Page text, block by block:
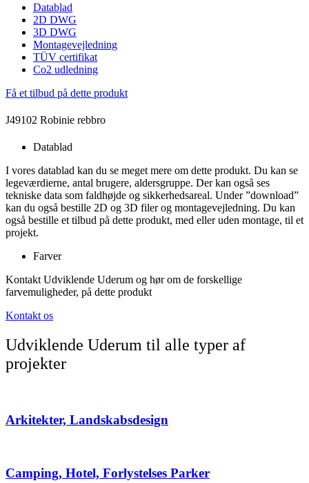
Datablad
2D DWG
3D DWG
Montagevejledning
TÜV certifikat
Co2 udledning
Få et tilbud på dette produkt
J49102 Robinie rebbro
Datablad
I vores datablad kan du se meget mere om dette produkt. Du kan se
legeværdierne, antal brugere, aldersgruppe. Der kan også ses
tekniske data som faldhøjde og sikkerhedsareal. Under ”download”
kan du også bestille 2D og 3D filer og montagevejledning. Du kan
også bestille et tilbud på dette produkt, med eller uden montage, til et
projekt.
Farver
Kontakt Udviklende Uderum og hør om de forskellige
farvemuligheder, på dette produkt
Kontakt os
Udviklende Uderum til alle typer af
projekter
Arkitekter, Landskabsdesign
Camping, Hotel, Forlystelses Parker